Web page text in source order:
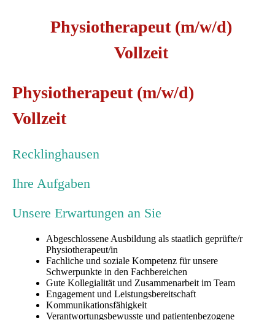
Physiotherapeut (m/w/d)
Vollzeit
Physiotherapeut (m/w/d)
Vollzeit
Recklinghausen
Ihre Aufgaben
Unsere Erwartungen an Sie
Abgeschlossene Ausbildung als staatlich geprüfte/r
Physiotherapeut/in
Fachliche und soziale Kompetenz für unsere
Schwerpunkte in den Fachbereichen
Gute Kollegialität und Zusammenarbeit im Team
Engagement und Leistungsbereitschaft
Kommunikationsfähigkeit
Verantwortungsbewusste und patientenbezogene